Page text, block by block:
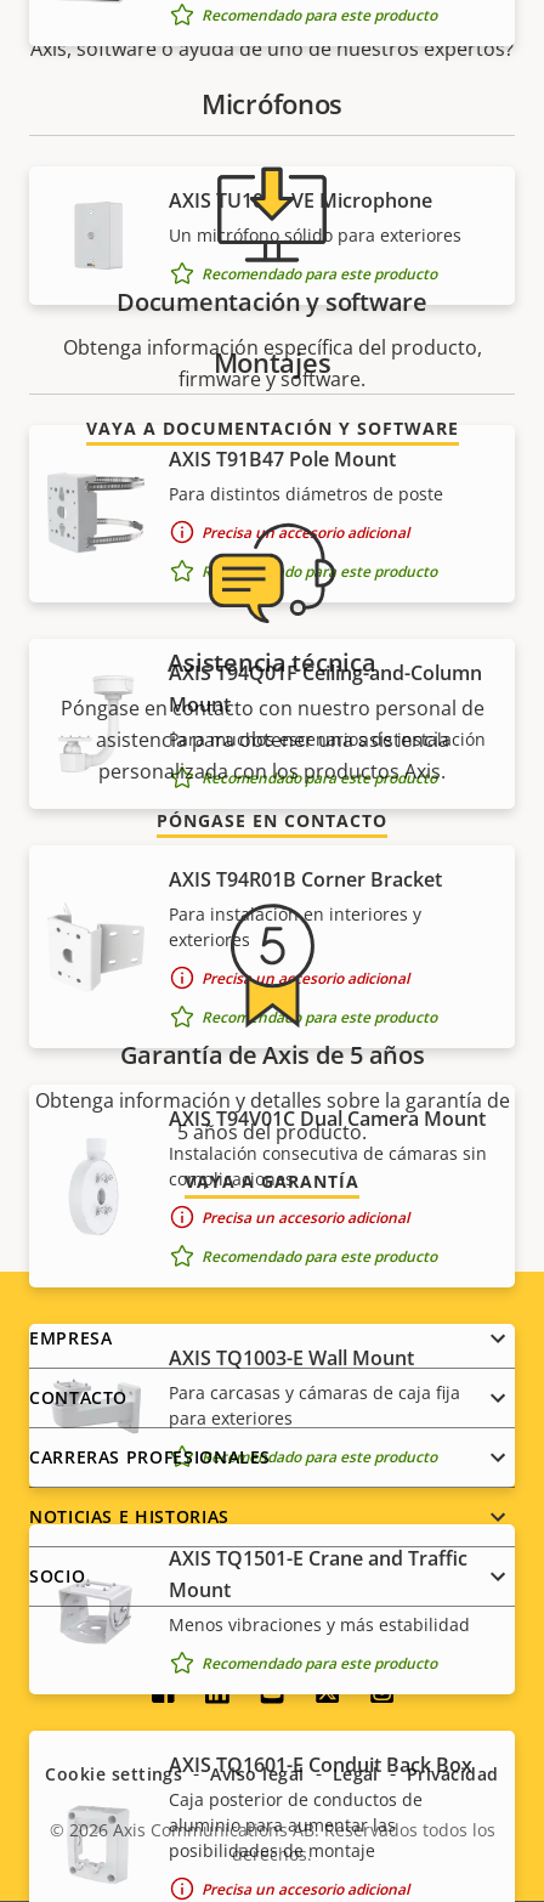
Recomendado para este producto
Micrófonos
AXIS TU1001-VE Microphone
Un micrófono sólido para exteriores
Recomendado para este producto
Montajes
AXIS T91B47 Pole Mount
Para distintos diámetros de poste
Precisa un accesorio adicional
Recomendado para este producto
AXIS T94Q01F Ceiling-and-Column
Mount
Para muchos escenarios de instalación
Recomendado para este producto
AXIS T94R01B Corner Bracket
Para instalación en interiores y
exteriores
Precisa un accesorio adicional
Recomendado para este producto
AXIS T94V01C Dual Camera Mount
Instalación consecutiva de cámaras sin
complicaciones
Precisa un accesorio adicional
Recomendado para este producto
AXIS TQ1003-E Wall Mount
Para carcasas y cámaras de caja fija
para exteriores
Recomendado para este producto
AXIS TQ1501-E Crane and Traffic
Mount
Menos vibraciones y más estabilidad
Recomendado para este producto
AXIS TQ1601-E Conduit Back Box
Caja posterior de conductos de
aluminio para aumentar las
posibilidades de montaje
Precisa un accesorio adicional
¿Necesita información sobre cualquier producto
Axis, software o ayuda de uno de nuestros expertos?
Documentación y software
Obtenga información específica del producto,
firmware y software.
VAYA A DOCUMENTACIÓN Y SOFTWARE
Asistencia técnica
Póngase en contacto con nuestro personal de
asistencia para obtener una asistencia
personalizada con los productos Axis.
PÓNGASE EN CONTACTO
Garantía de Axis de 5 años
Obtenga información y detalles sobre la garantía de
5 años del producto.
VAYA A GARANTÍA
Footer
menu
EMPRESA
CONTACTO
CARRERAS PROFESIONALES
NOTICIAS E HISTORIAS
SOCIO
Social
menu
Legal
© 2026Axis Communications AB. Reservados todos los
derechos.
Cookie settings Aviso legal Legal Privacidad